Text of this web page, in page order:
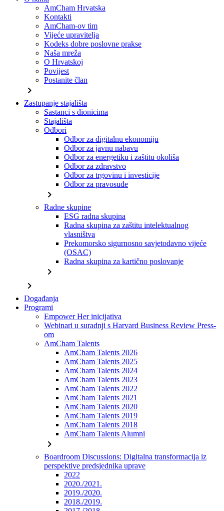
AmCham Hrvatska
Kontakti
AmCham-ov tim
Vijeće upravitelja
Kodeks dobre poslovne prakse
Naša mreža
O Hrvatskoj
Povijest
Postanite član
chevron_right
Zastupanje stajališta
Sastanci s dionicima
Stajališta
Odbori
Odbor za digitalnu ekonomiju
Odbor za javnu nabavu
Odbor za energetiku i zaštitu okoliša
Odbor za zdravstvo
Odbor za trgovinu i investicije
Odbor za pravosuđe
chevron_right
Radne skupine
ESG radna skupina
Radna skupina za zaštitu intelektualnog
vlasništva
Prekomorsko sigurnosno savjetodavno vijeće
(OSAC)
Radna skupina za kartično poslovanje
chevron_right
chevron_right
Događanja
Programi
Empower Her inicijativa
Webinari u suradnji s Harvard Business Review Press-
om
AmCham Talents
AmCham Talents 2026
AmCham Talents 2025
AmCham Talents 2024
AmCham Talents 2023
AmCham Talents 2022
AmCham Talents 2021
AmCham Talents 2020
AmCham Talents 2019
AmCham Talents 2018
AmCham Talents Alumni
chevron_right
Boardroom Discussions: Digitalna transformacija iz
perspektive predsjednika uprave
2022
2020./2021.
2019./2020.
2018./2019.